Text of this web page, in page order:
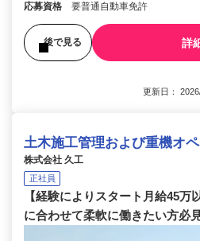
応募資格 要普通自動車免許
後で見る 詳
更新日：
土木施工管理および重機オ
株式会社 久工
正社員
【経験によりスタート月給45万
に合わせて柔軟に働きたい方必